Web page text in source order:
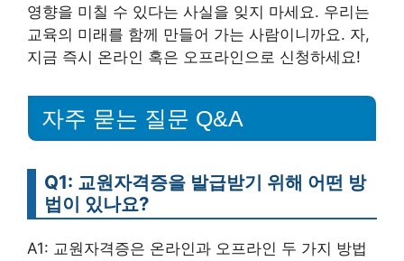
영향을 미칠 수 있다는 사실을 잊지 마세요. 우리는
교육의 미래를 함께 만들어 가는 사람이니까요. 자,
지금 즉시 온라인 혹은 오프라인으로 신청하세요!
자주 묻는 질문 Q&A
Q1: 교원자격증을 발급받기 위해 어떤 방
법이 있나요?
A1: 교원자격증은 온라인과 오프라인 두 가지 방법